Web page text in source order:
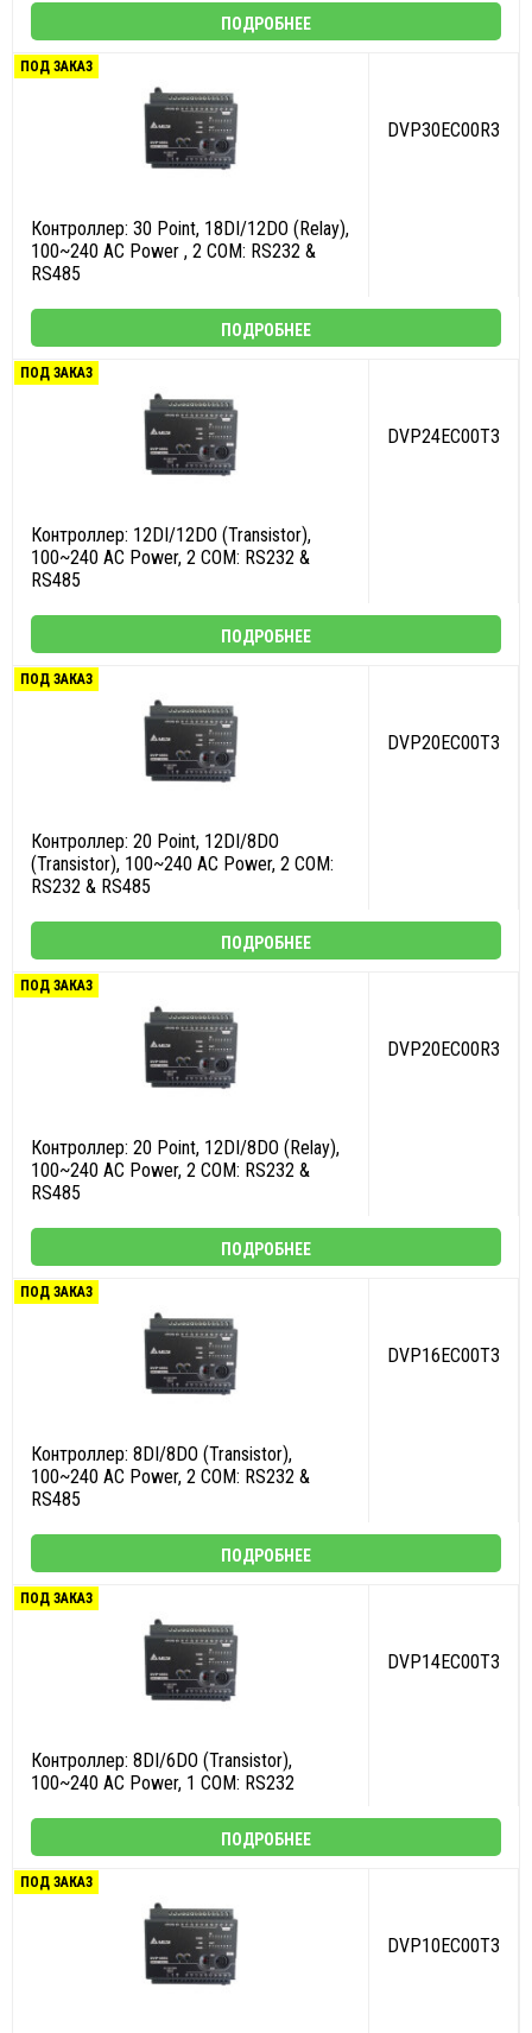
ПОДРОБНЕЕ
ПОД ЗАКАЗ
DVP30EC00R3
Контроллер: 30 Point, 18DI/12DO (Relay),
100~240 AC Power , 2 COM: RS232 &
RS485
ПОДРОБНЕЕ
ПОД ЗАКАЗ
DVP24EC00T3
Контроллер: 12DI/12DO (Transistor),
100~240 AC Power, 2 COM: RS232 &
RS485
ПОДРОБНЕЕ
ПОД ЗАКАЗ
DVP20EC00T3
Контроллер: 20 Point, 12DI/8DO
(Transistor), 100~240 AC Power, 2 COM:
RS232 & RS485
ПОДРОБНЕЕ
ПОД ЗАКАЗ
DVP20EC00R3
Контроллер: 20 Point, 12DI/8DO (Relay),
100~240 AC Power, 2 COM: RS232 &
RS485
ПОДРОБНЕЕ
ПОД ЗАКАЗ
DVP16EC00T3
Контроллер: 8DI/8DO (Transistor),
100~240 AC Power, 2 COM: RS232 &
RS485
ПОДРОБНЕЕ
ПОД ЗАКАЗ
DVP14EC00T3
Контроллер: 8DI/6DO (Transistor),
100~240 AC Power, 1 COM: RS232
ПОДРОБНЕЕ
ПОД ЗАКАЗ
DVP10EC00T3